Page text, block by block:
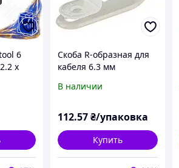
6
х
Скоба R-образная для
кабеля 6.3 мм
100 шт)
В наличии
112.57₴/упаковка
Купить